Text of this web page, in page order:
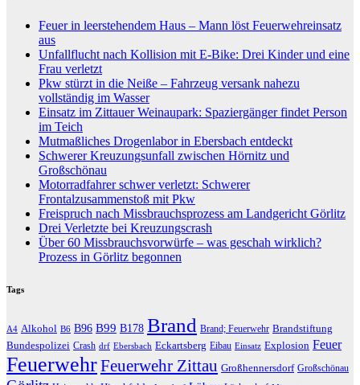
Feuer in leerstehendem Haus – Mann löst Feuerwehreinsatz
aus
Unfallflucht nach Kollision mit E-Bike: Drei Kinder und eine
Frau verletzt
Pkw stürzt in die Neiße – Fahrzeug versank nahezu
vollständig im Wasser
Einsatz im Zittauer Weinaupark: Spaziergänger findet Person
im Teich
Mutmaßliches Drogenlabor in Ebersbach entdeckt
Schwerer Kreuzungsunfall zwischen Hörnitz und
Großschönau
Motorradfahrer schwer verletzt: Schwerer
Frontalzusammenstoß mit Pkw
Freispruch nach Missbrauchsprozess am Landgericht Görlitz
Drei Verletzte bei Kreuzungscrash
Über 60 Missbrauchsvorwürfe – was geschah wirklich?
Prozess in Görlitz begonnen
Tags
A4 Alkohol B6 B96 B99 B178 Brand Brand; Feuerwehr Brandstiftung
Bundespolizei Crash drf Ebersbach Eckartsberg Eibau Einsatz Explosion Feuer
FeuerwehrFeuerwehr Zittau Großhennersdorf Großschönau